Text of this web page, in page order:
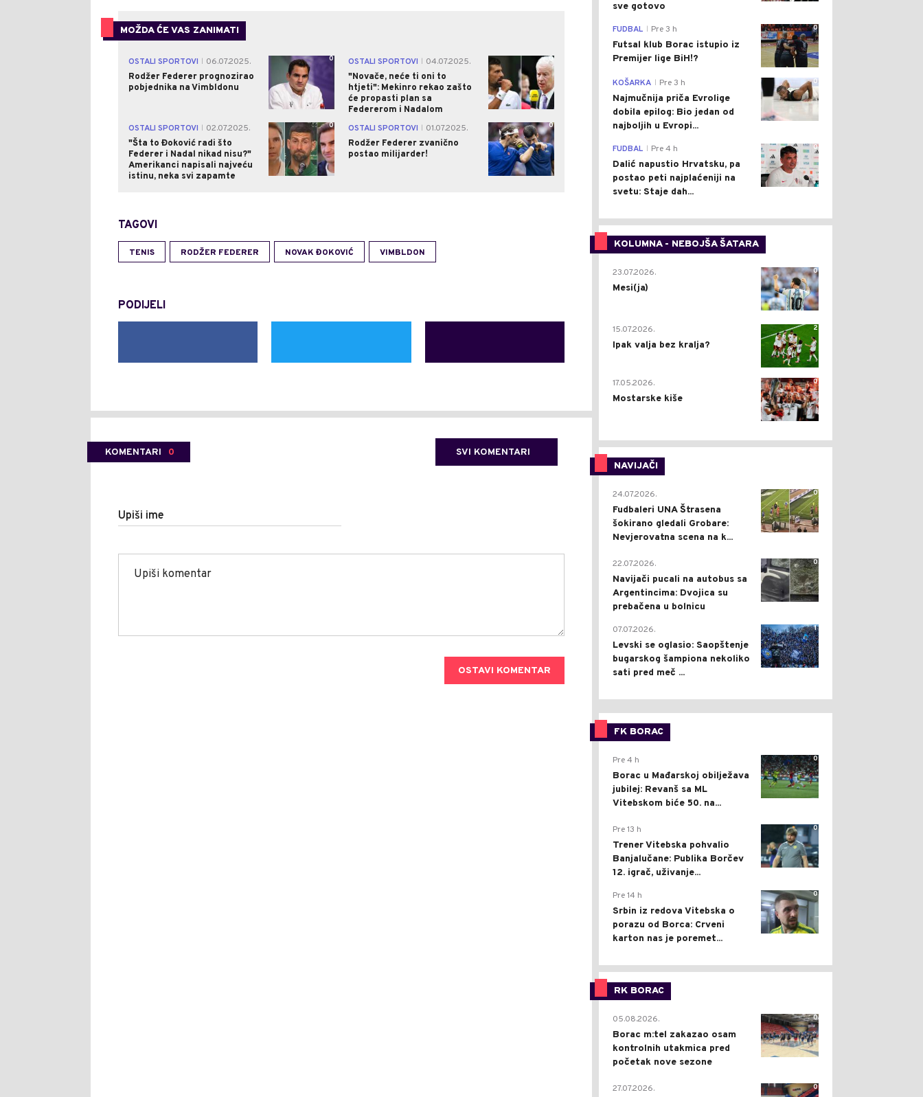
MOŽDA ĆE VAS ZANIMATI
OSTALI SPORTOVI
06.07.2025.
Rodžer Federer prognozirao
pobjednika na Vimbldonu
0 OSTALI SPORTOVI
04.07.2025.
"Novače, neće ti oni to
htjeti": Mekinro rekao zašto
će propasti plan sa
Federerom i Nadalom
0
OSTALI SPORTOVI
02.07.2025.
"Šta to Đoković radi što
Federer i Nadal nikad nisu?"
Amerikanci napisali najveću
istinu, neka svi zapamte
0 OSTALI SPORTOVI
01.07.2025.
Rodžer Federer zvanično
postao milijarder!
0
TAGOVI
TENIS RODŽER FEDERER NOVAK ĐOKOVIĆ VIMBLDON
PODIJELI
KOMENTARI 0 SVI KOMENTARI
Upiši ime
OSTAVI KOMENTAR
sve gotovo
0
FUDBAL Pre 3 h
Futsal klub Borac istupio iz
Premijer lige BiH!?
0
KOŠARKA Pre 3 h
Najmučnija priča Evrolige
dobila epilog: Bio jedan od
najboljih u Evropi...
0
FUDBAL Pre 4 h
Dalić napustio Hrvatsku, pa
postao peti najplaćeniji na
svetu: Staje dah...
KOLUMNA - NEBOJŠA ŠATARA
0
23.07.2026.
Mesi(ja)
2
15.07.2026.
Ipak valja bez kralja?
0
17.05.2026.
Mostarske kiše
NAVIJAČI
0
24.07.2026.
Fudbaleri UNA Štrasena
šokirano gledali Grobare:
Nevjerovatna scena na k...
0
22.07.2026.
Navijači pucali na autobus sa
Argentincima: Dvojica su
prebačena u bolnicu
1
07.07.2026.
Levski se oglasio: Saopštenje
bugarskog šampiona nekoliko
sati pred meč ...
FK BORAC
0
Pre 4 h
Borac u Mađarskoj obilježava
jubilej: Revanš sa ML
Vitebskom biće 50. na...
0
Pre 13 h
Trener Vitebska pohvalio
Banjalučane: Publika Borčev
12. igrač, uživanje...
0
Pre 14 h
Srbin iz redova Vitebska o
porazu od Borca: Crveni
karton nas je poremet...
RK BORAC
0
05.08.2026.
Borac m:tel zakazao osam
kontrolnih utakmica pred
početak nove sezone
0
27.07.2026.